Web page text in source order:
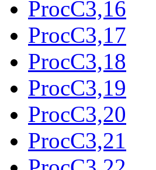
ProcC3,16
ProcC3,17
ProcC3,18
ProcC3,19
ProcC3,20
ProcC3,21